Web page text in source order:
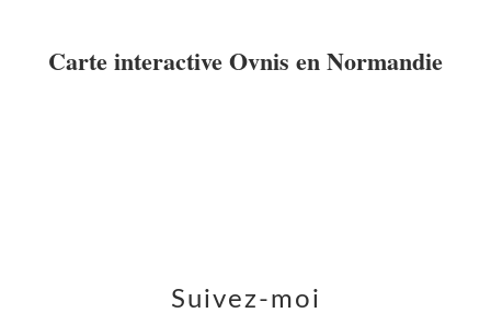
Suivez-moi
Carte interactive Ovnis en Normandie